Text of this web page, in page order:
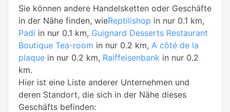
Sie können andere Handelsketten oder Geschäfte
in der Nähe finden, wieReptilishop in nur 0.1 km,
Padi in nur 0.1 km, Guignard Desserts Restaurant
Boutique Tea-room in nur 0.2 km, A côté de la
plaque in nur 0.2 km, Raiffeisenbank in nur 0.2
km.
Hier ist eine Liste anderer Unternehmen und
deren Standort, die sich in der Nähe dieses
Geschäfts befinden: